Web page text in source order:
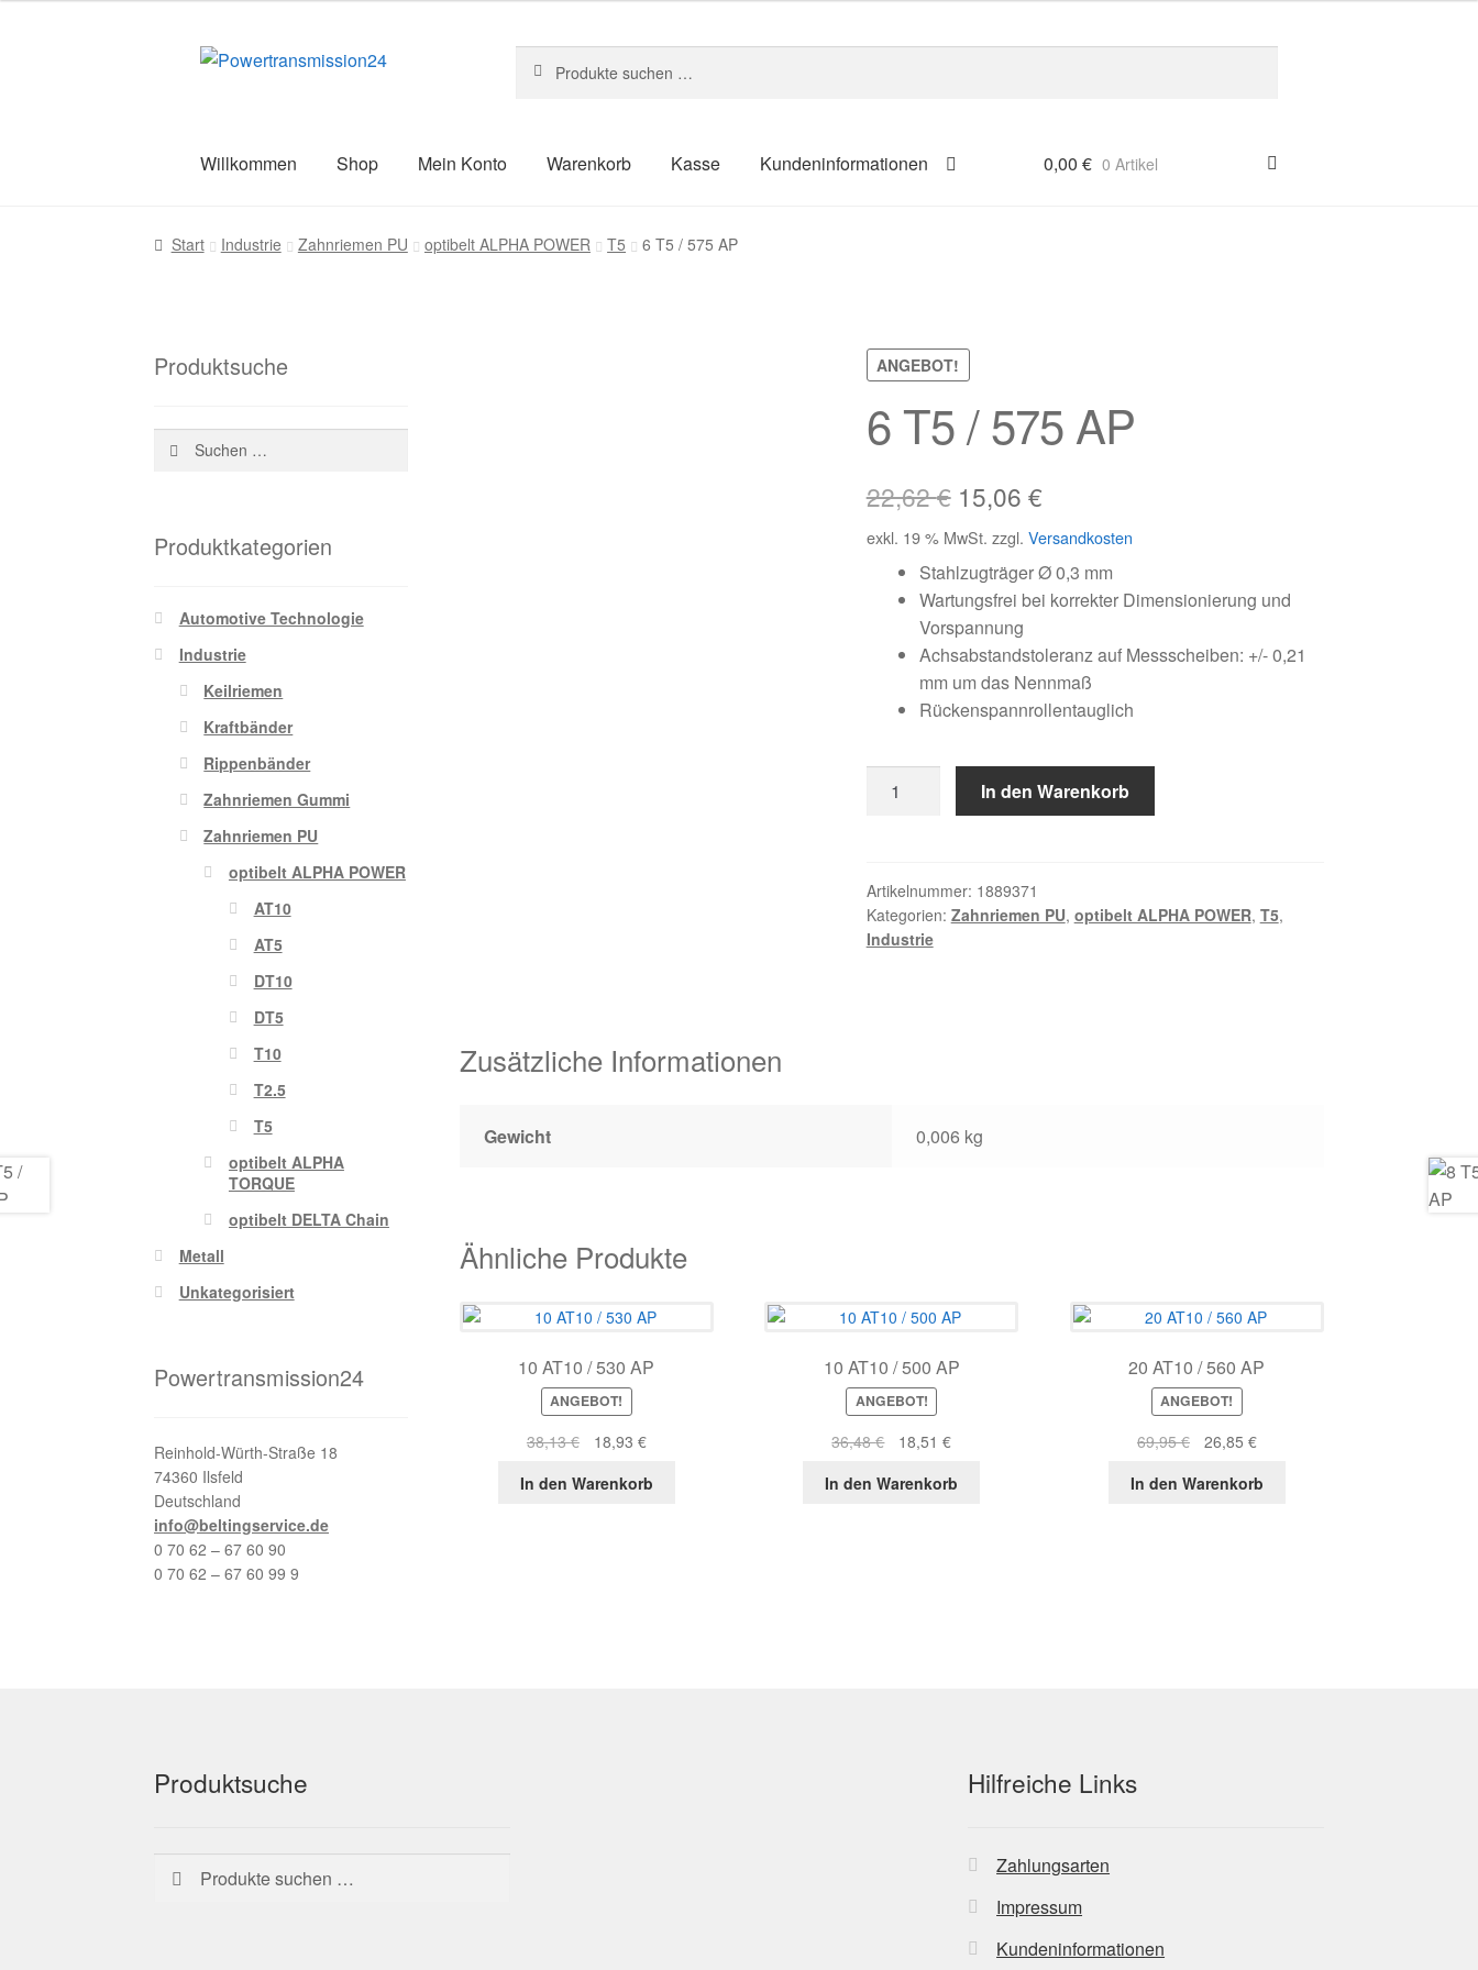
Zur
Zum
nach:
Willkommen Shop Mein Konto Warenkorb Kasse Kundeninformationen
Start AGB Blog Datenschutz ImpressumKasse Kontakt Kundeninformationen
0,00€ 0 Artikel
Start Industrie Zahnriemen PU optibelt ALPHA POWER T5 6 T5 / 575 AP
ANGEBOT!
6 T5 / 575 AP
22,62€ Ursprünglicher
Preis
war:
22,62 €
15,06 €Aktueller
Preis
ist:
15,06 €.
exkl. 19 % MwSt. zzgl. Versandkosten
Stahlzugträger Ø 0,3 mm
Wartungsfrei bei korrekter Dimensionierung und
Vorspannung
Achsabstandstoleranz auf Messscheiben: +/- 0,21
mm um das Nennmaß
Rückenspannrollentauglich
AP
Menge
In den Warenkorb
Artikelnummer: 1889371
Kategorien: Zahnriemen PU, optibelt ALPHA POWER, T5,
Industrie
Zusätzliche Informationen
Gewicht 0,006 kg
Ähnliche Produkte
10 AT10 / 530 AP
ANGEBOT!
38,13€
Ursprünglicher
war:
18,93 €Aktueller
ist:
In den Warenkorb
10 AT10 / 500 AP
ANGEBOT!
36,48€
Ursprünglicher
war:
18,51€Aktueller
ist:
In den Warenkorb
20 AT10 / 560 AP
ANGEBOT!
69,95€
Ursprünglicher
war:
26,85 €Aktueller
ist:
In den Warenkorb
Produktsuche
Suchen
nach:
Produktkategorien
Automotive Technologie
Industrie
Keilriemen
Kraftbänder
Rippenbänder
Zahnriemen Gummi
Zahnriemen PU
optibelt ALPHA POWER
AT10
AT5
DT10
DT5
T10
T2.5
T5
optibelt ALPHA
TORQUE
optibelt DELTA Chain
Metall
Unkategorisiert
Powertransmission24
Reinhold-Würth-Straße 18
74360 Ilsfeld
Deutschland
info@beltingservice.de
0 70 62 – 67 60 90
0 70 62 – 67 60 99 9
Produktsuche
Suchen
nach:
Suchen
Hilfreiche Links
Zahlungsarten
Impressum
Kundeninformationen